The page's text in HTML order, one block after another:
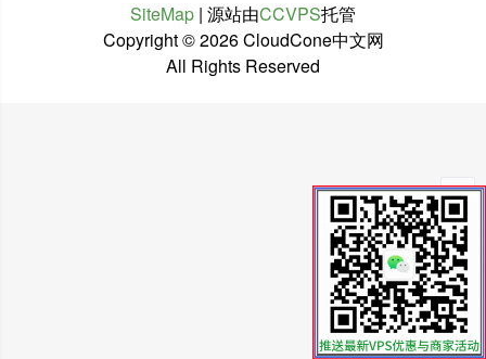
SiteMap | 源站由CCVPS托管
Copyright ©2026 CloudCone中文网
All Rights Reserved